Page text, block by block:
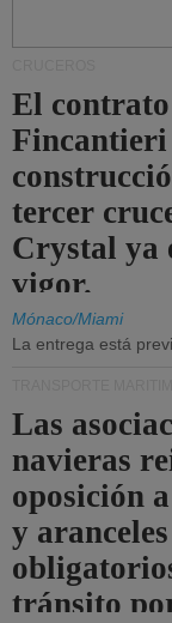
El
tercer
Crystal ya
vigor.
Mónaco/Miami
La entrega está
Las
navieras
oposición
y aranceles
tránsito